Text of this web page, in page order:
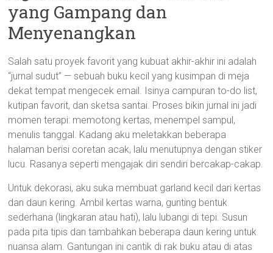
yang Gampang dan
Menyenangkan
Salah satu proyek favorit yang kubuat akhir-akhir ini adalah
“jurnal sudut” — sebuah buku kecil yang kusimpan di meja
dekat tempat mengecek email. Isinya campuran to-do list,
kutipan favorit, dan sketsa santai. Proses bikin jurnal ini jadi
momen terapi: memotong kertas, menempel sampul,
menulis tanggal. Kadang aku meletakkan beberapa
halaman berisi coretan acak, lalu menutupnya dengan stiker
lucu. Rasanya seperti mengajak diri sendiri bercakap-cakap.
Untuk dekorasi, aku suka membuat garland kecil dari kertas
dan daun kering. Ambil kertas warna, gunting bentuk
sederhana (lingkaran atau hati), lalu lubangi di tepi. Susun
pada pita tipis dan tambahkan beberapa daun kering untuk
nuansa alam. Gantungan ini cantik di rak buku atau di atas